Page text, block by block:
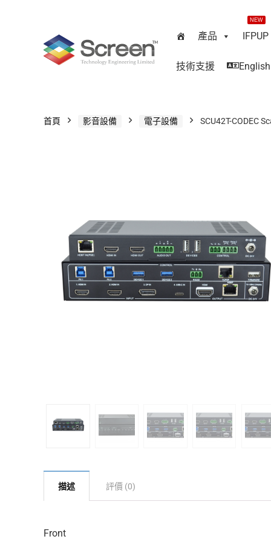
產品
NEW
IFPUP
技術支援 English
首頁 影音設備 電子設備 SCU42T-CODEC
描述 評價 (0)
Front